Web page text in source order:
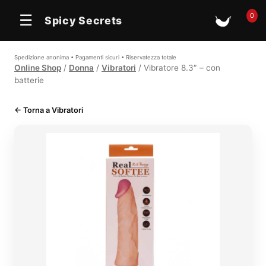
☰ Spicy Secrets 🛒0
Spedizione anonima • Pagamenti sicuri • Riservatezza totale
Online Shop / Donna / Vibratori / Vibratore 8.3″ – con
batterie
← Torna a Vibratori